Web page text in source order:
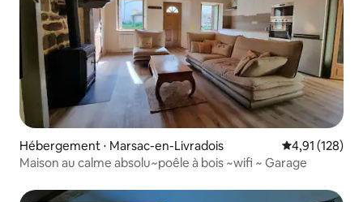
Hébergement ⋅ Marsac-en-Livradois Évaluation
4,91 (128)
Maison au calme absolu~poêle à bois ~wifi ~ Garage